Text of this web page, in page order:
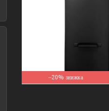
–20%